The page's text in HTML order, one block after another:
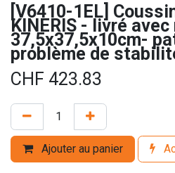
[V6410-1EL]
KINERIS - livré
37,5x37,5x10cm-
problème de
CHF 423.83
Ajouter au panier